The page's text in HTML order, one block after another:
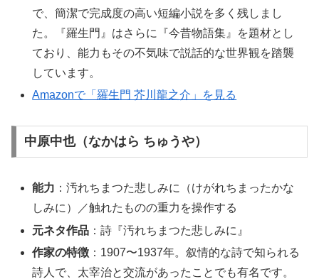
で、簡潔で完成度の高い短編小説を多く残しまし
た。『羅生門』はさらに『今昔物語集』を題材とし
ており、能力もその不気味で説話的な世界観を踏襲
しています。
Amazonで「羅生門 芥川龍之介」を見る
中原中也（なかはら ちゅうや）
能力 ：汚れちまつた悲しみに（けがれちまったかな
しみに）／触れたものの重力を操作する
元ネタ作品 ：詩『汚れちまつた悲しみに』
作家の特徴 ：1907〜1937年。叙情的な詩で知られる
詩人で、太宰治と交流があったことでも有名です。